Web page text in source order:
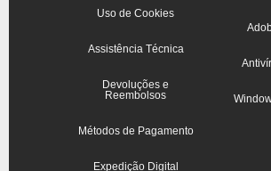
Uso de Cookies
Assistência Técnica
Devoluções e
Reembolsos
Métodos de Pagamento
Expedição Digital